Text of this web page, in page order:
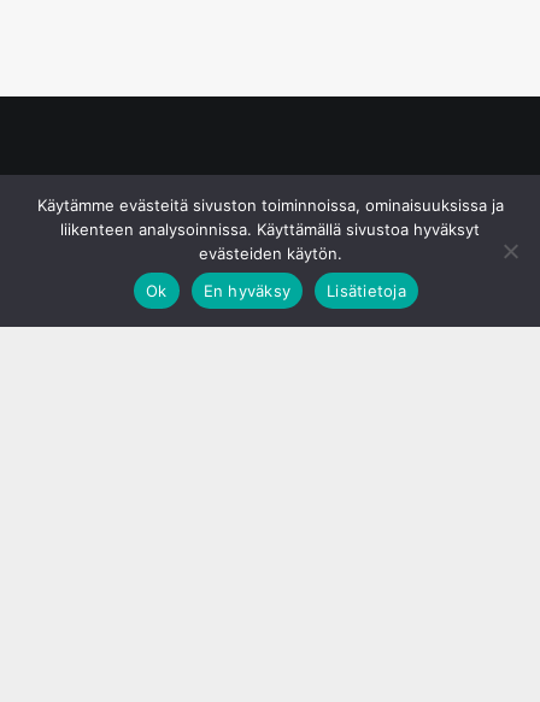
Käytämme evästeitä sivuston toiminnoissa, ominaisuuksissa ja
liikenteen analysoinnissa. Käyttämällä sivustoa hyväksyt
evästeiden käytön.
Ok
En hyväksy Lisätietoja